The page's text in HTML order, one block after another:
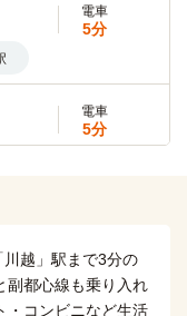
駅（6分）→（ス
8分
電車
電車
5分
電車
5分
園駅
電車
越」駅まで3分の
副都心線も乗り入れ
・コンビニなど生活